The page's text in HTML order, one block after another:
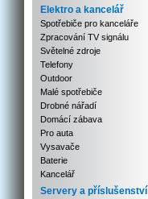
Elektro a kancelář
Spotřebiče pro kanceláře
Zpracování TV signálu
Světelné zdroje
Telefony
Outdoor
Malé spotřebiče
Drobné nářadí
Domácí zábava
Pro auta
Vysavače
Baterie
Kancelář
Servery a příslušenství